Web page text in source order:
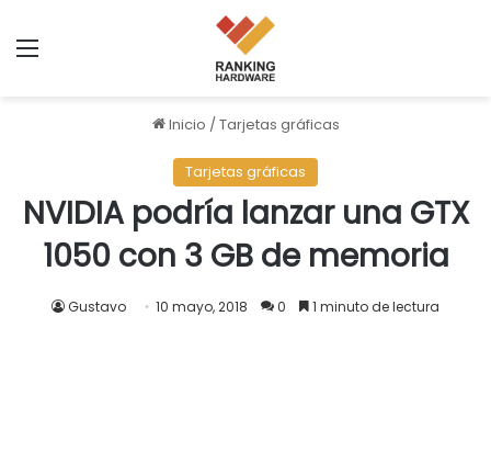
Inicio /Tarjetas gráficas
Tarjetas gráficas
NVIDIA podría lanzar una GTX
1050 con 3 GB de memoria
Gustavo 10 mayo, 2018 0 1 minuto de lectura